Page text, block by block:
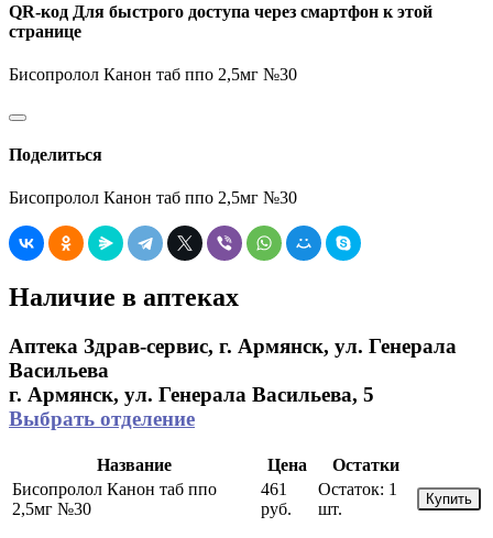
QR-код Для быстрого доступа через смартфон к этой
странице
Бисопролол Канон таб ппо 2,5мг №30
Поделиться
Бисопролол Канон таб ппо 2,5мг №30
Наличие в аптеках
Аптека Здрав-сервис, г. Армянск, ул. Генерала
Васильева
г. Армянск, ул. Генерала Васильева, 5
Выбрать отделение
Название Цена
Остатки
Бисопролол Канон таб ппо
2,5мг №30
461
руб.
Остаток: 1
шт.
Купить